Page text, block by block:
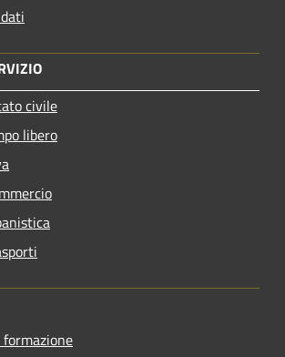
civile
libero
formazione